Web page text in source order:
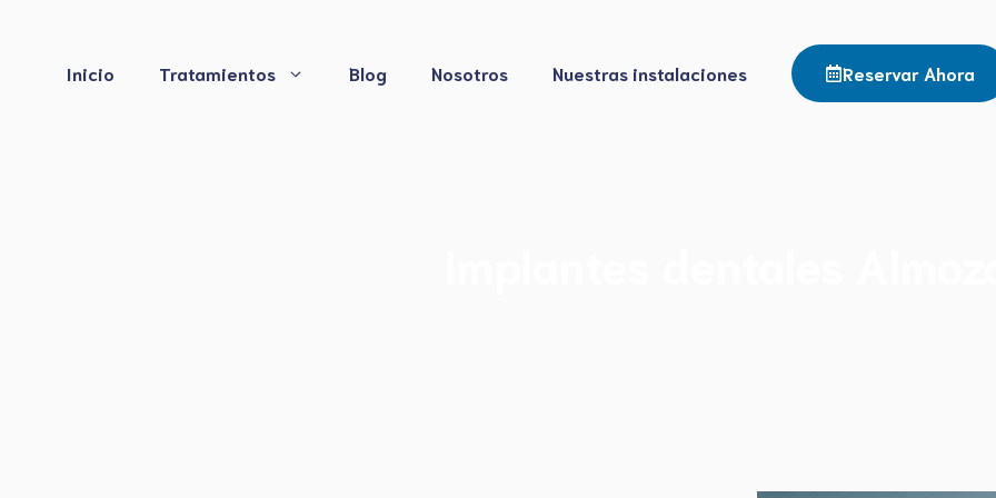
contenidoInicio Tratamientos Blog Nosotros Nuestras instalaciones Reservar Ahora